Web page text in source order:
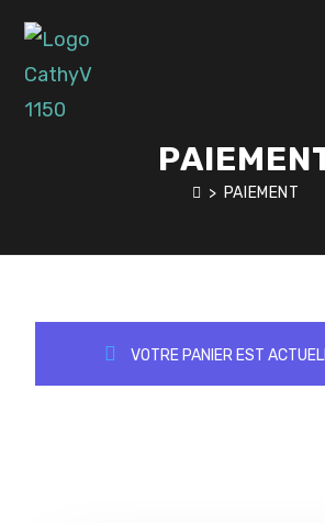
> PAIEMENT
VOTRE PANIER EST